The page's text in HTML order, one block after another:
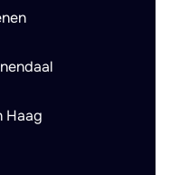
Haag